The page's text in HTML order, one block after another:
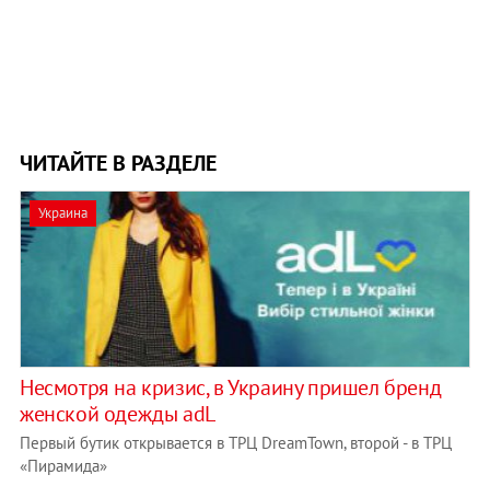
ЧИТАЙТЕ В РАЗДЕЛЕ
Украина
Несмотря на кризис, в Украину пришел бренд
женской одежды adL
Первый бутик открывается в ТРЦ DreamTown, второй - в ТРЦ
«Пирамида»